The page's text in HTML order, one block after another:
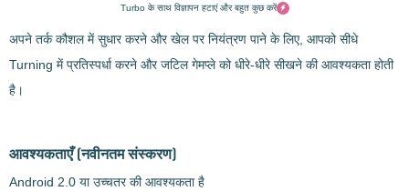
Turbo के साथ विज्ञापन हटाएं और बहुत कुछ करें
अपने तर्क कौशल में सुधार करने और खेल पर नियंत्रण पाने के लिए, आपको सीधे
Turning में प्रतिस्पर्धा करने और जटिल गेमप्ले को धीरे-धीरे सीखने की आवश्यकता होती
है।
आवश्यकताएँ(नवीनतम संस्करण)
Android 2.0 या उच्चतर की आवश्यकता है